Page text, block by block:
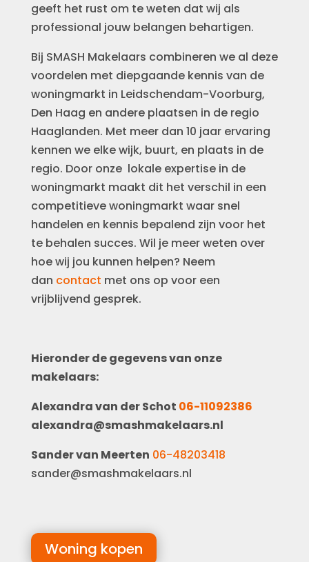
geeft het rust om te weten dat wij als
professional jouw belangen behartigen.
Bij SMASH Makelaars combineren we al deze
voordelen met diepgaande kennis van de
woningmarkt in Leidschendam-Voorburg,
Den Haag en andere plaatsen in de regio
Haaglanden. Met meer dan 10 jaar ervaring
kennen we elke wijk, buurt, en plaats in de
regio. Door onze lokale expertise in de
woningmarkt maakt dit het verschil in een
competitieve woningmarkt waar snel
handelen en kennis bepalend zijn voor het
te behalen succes. Wil je meer weten over
hoe wij jou kunnen helpen? Neem
dan contact met ons op voor een
vrijblijvend gesprek.
Hieronder de gegevens van onze
makelaars:
Alexandra van der Schot 06-11092386
alexandra@smashmakelaars.nl
Sander van Meerten 06-48203418
sander@smashmakelaars.nl
Woning kopen